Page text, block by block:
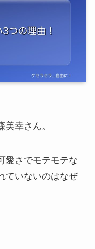
幸さん。
愛さでモテモテな
ていないのはなぜ